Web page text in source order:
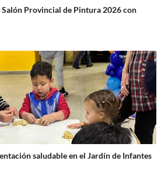
Provincial de Pintura 2026 con
saludable en el Jardín de Infantes